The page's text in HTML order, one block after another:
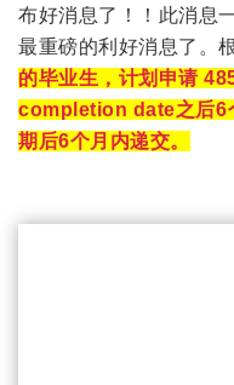
布好消息了！！ 此消息
最重磅的利好消息了。
的毕业生，计划申请
completion date之后6
期后6个月内递交。